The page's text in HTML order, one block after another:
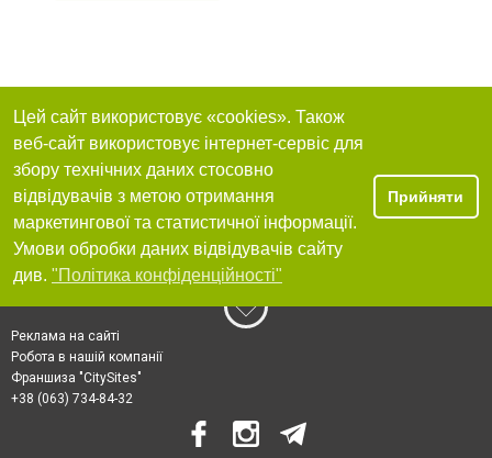
Цей сайт використовує «cookies». Також
веб-сайт використовує інтернет-сервіс для
збору технічних даних стосовно
відвідувачів з метою отримання
маркетингової та статистичної інформації.
Умови обробки даних відвідувачів сайту
див. "Політика конфіденційності"
Прийняти
Реклама на сайті
Робота в нашій компанії
Франшиза "CitySites"
+38 (063) 734-84-32